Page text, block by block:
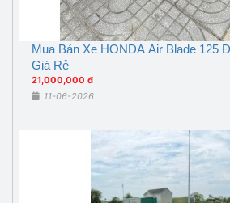
Mua Bán Xe HONDA Air Blade 125
Giá Rẻ
21,000,000 đ
11-06-2026